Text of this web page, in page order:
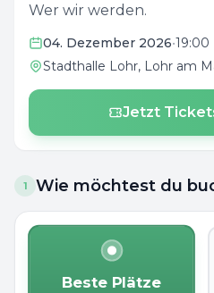
Wer wir werden.
04. Dezember 2026•19:00
Stadthalle Lohr, Lohr am
Jetzt
1 Wie möchtest du
Beste Plätze